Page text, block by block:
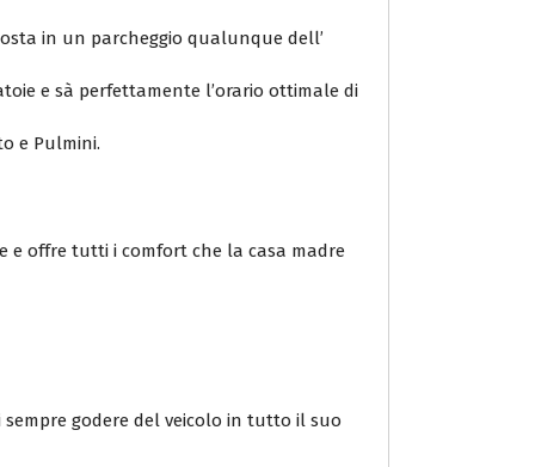
in un parcheggio qualunque dell’
e sà perfettamente l’orario ottimale di
e Pulmini.
e offre tutti i comfort che la casa madre
godere del veicolo in tutto il suo